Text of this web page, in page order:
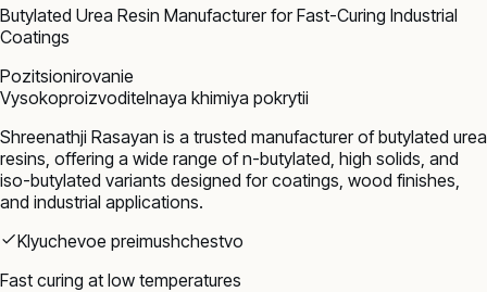
Butylated Urea Resin Manufacturer for Fast-Curing Industrial
Coatings
Pozitsionirovanie
Vysokoproizvoditelnaya khimiya pokrytii
Shreenathji Rasayan is a trusted manufacturer of butylated urea
resins, offering a wide range of n-butylated, high solids, and
iso-butylated variants designed for coatings, wood finishes,
and industrial applications.
Klyuchevoe preimushchestvo
Fast curing at low temperatures